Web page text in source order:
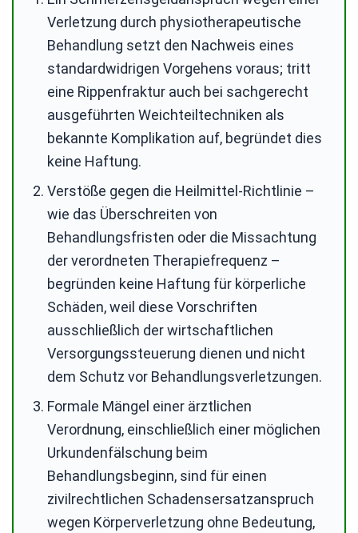
Verletzung durch physiotherapeutische
Behandlung setzt den Nachweis eines
standardwidrigen Vorgehens voraus; tritt
eine Rippenfraktur auch bei sachgerecht
ausgeführten Weichteiltechniken als
bekannte Komplikation auf, begründet dies
keine Haftung.
Verstöße gegen die Heilmittel-Richtlinie –
wie das Überschreiten von
Behandlungsfristen oder die Missachtung
der verordneten Therapiefrequenz –
begründen keine Haftung für körperliche
Schäden, weil diese Vorschriften
ausschließlich der wirtschaftlichen
Versorgungssteuerung dienen und nicht
dem Schutz vor Behandlungsverletzungen.
Formale Mängel einer ärztlichen
Verordnung, einschließlich einer möglichen
Urkundenfälschung beim
Behandlungsbeginn, sind für einen
zivilrechtlichen Schadensersatzanspruch
wegen Körperverletzung ohne Bedeutung,